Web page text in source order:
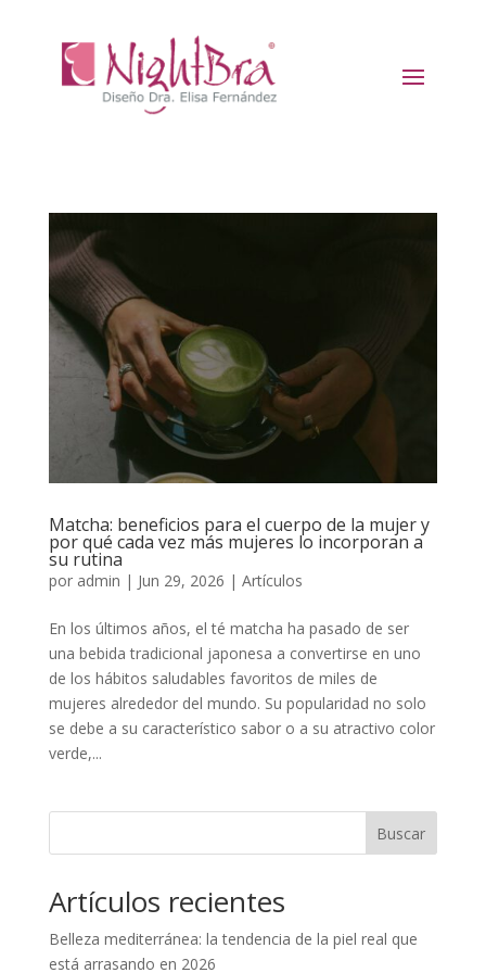
Matcha: beneficios para el cuerpo de la mujer y
por qué cada vez más mujeres lo incorporan a
su rutina
por admin | Jun 29, 2026 | Artículos
En los últimos años, el té matcha ha pasado de ser
una bebida tradicional japonesa a convertirse en uno
de los hábitos saludables favoritos de miles de
mujeres alrededor del mundo. Su popularidad no solo
se debe a su característico sabor o a su atractivo color
verde,...
Buscar
Artículos recientes
Belleza mediterránea: la tendencia de la piel real que
está arrasando en 2026